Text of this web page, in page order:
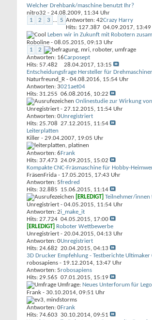
Welcher Drehbank/maschine benutzt Ihr?
nitro32 - 24.08.2009, 11:34 Uhr
1
2 3 ... 5 Antworten: 42
Hits: 127.387
Crazy Harry
04.09.2017, 13:49
Leben wir in Zukunft mit Robotern
Roboline - 08.05.2015, 09:13 Uhr
1
2
Antworten: 16
Hits: 57.482
Carposept
28.04.2017, 13:15
Entscheidungsfrage Hersteller für
Naturfreund_R - 04.08.2016, 15:54 Uhr
Antworten: 3
Hits: 31.255
021aet04
06.08.2016, 10:22
Onlinestudie zur Wirkung
Unregistriert - 27.12.2015, 11:54 Uhr
Antworten: 0
Hits: 25.708
Unregistriert
27.12.2015, 11:54
Leiterplatten
Killer - 29.04.2007, 19:05 Uhr
Antworten: 6
Hits: 37.473
Frank
24.09.2015, 15:02
Kompakte CNC-Fräsmaschine für Hobby-
FräsenFrida - 17.05.2015, 17:43 Uhr
Antworten: 5
Hits: 32.885
fredred
15.06.2015, 11:14
[ERLEDIGT] Teilnehmer/innen
Unregistriert - 04.05.2015, 11:54 Uhr
Antworten: 2
Hits: 27.724
i_make_it
04.05.2015, 17:00
[ERLEDIGT] Roboter Wettbewerbe
Unregistriert - 20.04.2015, 04:13 Uhr
Antworten: 0
Hits: 24.682
Unregistriert
20.04.2015, 04:13
3D Drucker Empfehlung - Testberichte Ultimaker
robosapiens - 19.12.2014, 13:47 Uhr
Antworten: 5
Hits: 29.565
robosapiens
07.01.2015, 15:19
Umfrage: Neues Unterforum für
Frank - 30.10.2014, 09:51 Uhr
Antworten: 0
Hits: 74.603
Frank
30.10.2014, 09:51